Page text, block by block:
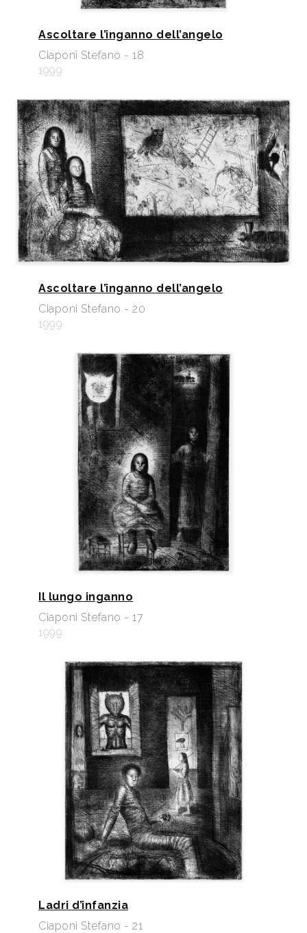
Ascoltare l’inganno dell’angelo
Ciaponi Stefano - 18
1999
Ascoltare l’inganno dell’angelo
Ciaponi Stefano - 20
1999
Il lungo inganno
Ciaponi Stefano - 17
1999
Ladri d’infanzia
Ciaponi Stefano - 21